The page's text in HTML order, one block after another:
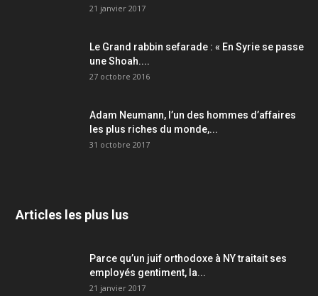
21 janvier 2017
Le Grand rabbin sefarade : « En Syrie se passe
une Shoah....
27 octobre 2016
Adam Neumann, l’un des hommes d’affaires
les plus riches du monde,...
31 octobre 2017
Articles les plus lus
Parce qu’un juif orthodoxe à NY traitait ses
employés gentiment, la...
21 janvier 2017